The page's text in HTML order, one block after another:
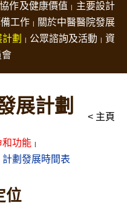
作及健康價值
主要設計
工作
關於中醫醫院發展
劃 公眾諮詢及活動
資
會
展計劃 < 主頁
和功能
計劃發展時間表
位